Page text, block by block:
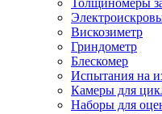
Толщиномеры
Вискозиметр
Гриндометр
Блескомер
Испытания на
Камеры для
Наборы для